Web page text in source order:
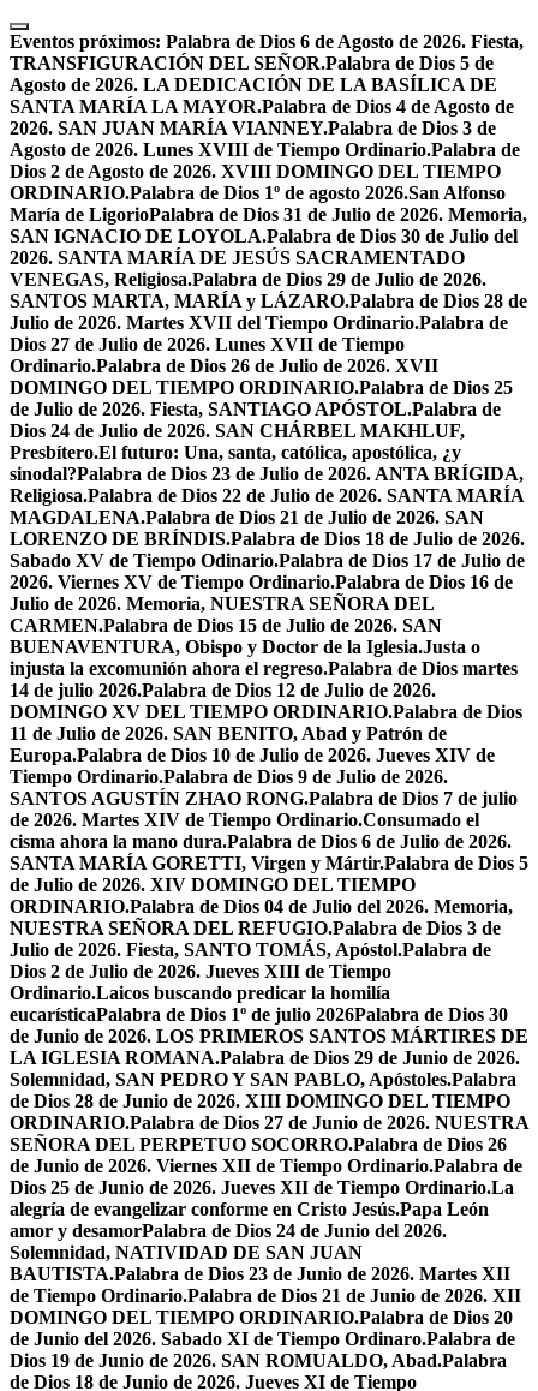
Skip
to
content
Eventos próximos: Palabra de Dios 6 de Agosto de 2026. Fiesta,
TRANSFIGURACIÓN DEL SEÑOR.Palabra de Dios 5 de
Agosto de 2026. LA DEDICACIÓN DE LA BASÍLICA DE
SANTA MARÍA LA MAYOR.Palabra de Dios 4 de Agosto de
2026. SAN JUAN MARÍA VIANNEY.Palabra de Dios 3 de
Agosto de 2026. Lunes XVIII de Tiempo Ordinario.Palabra de
Dios 2 de Agosto de 2026. XVIII DOMINGO DEL TIEMPO
ORDINARIO.Palabra de Dios 1º de agosto 2026.San Alfonso
María de LigorioPalabra de Dios 31 de Julio de 2026. Memoria,
SAN IGNACIO DE LOYOLA.Palabra de Dios 30 de Julio del
2026. SANTA MARÍA DE JESÚS SACRAMENTADO
VENEGAS, Religiosa.Palabra de Dios 29 de Julio de 2026.
SANTOS MARTA, MARÍA y LÁZARO.Palabra de Dios 28 de
Julio de 2026. Martes XVII del Tiempo Ordinario.Palabra de
Dios 27 de Julio de 2026. Lunes XVII de Tiempo
Ordinario.Palabra de Dios 26 de Julio de 2026. XVII
DOMINGO DEL TIEMPO ORDINARIO.Palabra de Dios 25
de Julio de 2026. Fiesta, SANTIAGO APÓSTOL.Palabra de
Dios 24 de Julio de 2026. SAN CHÁRBEL MAKHLUF,
Presbítero.El futuro: Una, santa, católica, apostólica, ¿y
sinodal?Palabra de Dios 23 de Julio de 2026. ANTA BRÍGIDA,
Religiosa.Palabra de Dios 22 de Julio de 2026. SANTA MARÍA
MAGDALENA.Palabra de Dios 21 de Julio de 2026. SAN
LORENZO DE BRÍNDIS.Palabra de Dios 18 de Julio de 2026.
Sabado XV de Tiempo Odinario.Palabra de Dios 17 de Julio de
2026. Viernes XV de Tiempo Ordinario.Palabra de Dios 16 de
Julio de 2026. Memoria, NUESTRA SEÑORA DEL
CARMEN.Palabra de Dios 15 de Julio de 2026. SAN
BUENAVENTURA, Obispo y Doctor de la Iglesia.Justa o
injusta la excomunión ahora el regreso.Palabra de Dios martes
14 de julio 2026.Palabra de Dios 12 de Julio de 2026.
DOMINGO XV DEL TIEMPO ORDINARIO.Palabra de Dios
11 de Julio de 2026. SAN BENITO, Abad y Patrón de
Europa.Palabra de Dios 10 de Julio de 2026. Jueves XIV de
Tiempo Ordinario.Palabra de Dios 9 de Julio de 2026.
SANTOS AGUSTÍN ZHAO RONG.Palabra de Dios 7 de julio
de 2026. Martes XIV de Tiempo Ordinario.Consumado el
cisma ahora la mano dura.Palabra de Dios 6 de Julio de 2026.
SANTA MARÍA GORETTI, Virgen y Mártir.Palabra de Dios 5
de Julio de 2026. XIV DOMINGO DEL TIEMPO
ORDINARIO.Palabra de Dios 04 de Julio del 2026. Memoria,
NUESTRA SEÑORA DEL REFUGIO.Palabra de Dios 3 de
Julio de 2026. Fiesta, SANTO TOMÁS, Apóstol.Palabra de
Dios 2 de Julio de 2026. Jueves XIII de Tiempo
Ordinario.Laicos buscando predicar la homilía
eucarísticaPalabra de Dios 1º de julio 2026Palabra de Dios 30
de Junio de 2026. LOS PRIMEROS SANTOS MÁRTIRES DE
LA IGLESIA ROMANA.Palabra de Dios 29 de Junio de 2026.
Solemnidad, SAN PEDRO Y SAN PABLO, Apóstoles.Palabra
de Dios 28 de Junio de 2026. XIII DOMINGO DEL TIEMPO
ORDINARIO.Palabra de Dios 27 de Junio de 2026. NUESTRA
SEÑORA DEL PERPETUO SOCORRO.Palabra de Dios 26
de Junio de 2026. Viernes XII de Tiempo Ordinario.Palabra de
Dios 25 de Junio de 2026. Jueves XII de Tiempo Ordinario.La
alegría de evangelizar conforme en Cristo Jesús.Papa León
amor y desamorPalabra de Dios 24 de Junio del 2026.
Solemnidad, NATIVIDAD DE SAN JUAN
BAUTISTA.Palabra de Dios 23 de Junio de 2026. Martes XII
de Tiempo Ordinario.Palabra de Dios 21 de Junio de 2026. XII
DOMINGO DEL TIEMPO ORDINARIO.Palabra de Dios 20
de Junio del 2026. Sabado XI de Tiempo Ordinaro.Palabra de
Dios 19 de Junio de 2026. SAN ROMUALDO, Abad.Palabra
de Dios 18 de Junio de 2026. Jueves XI de Tiempo